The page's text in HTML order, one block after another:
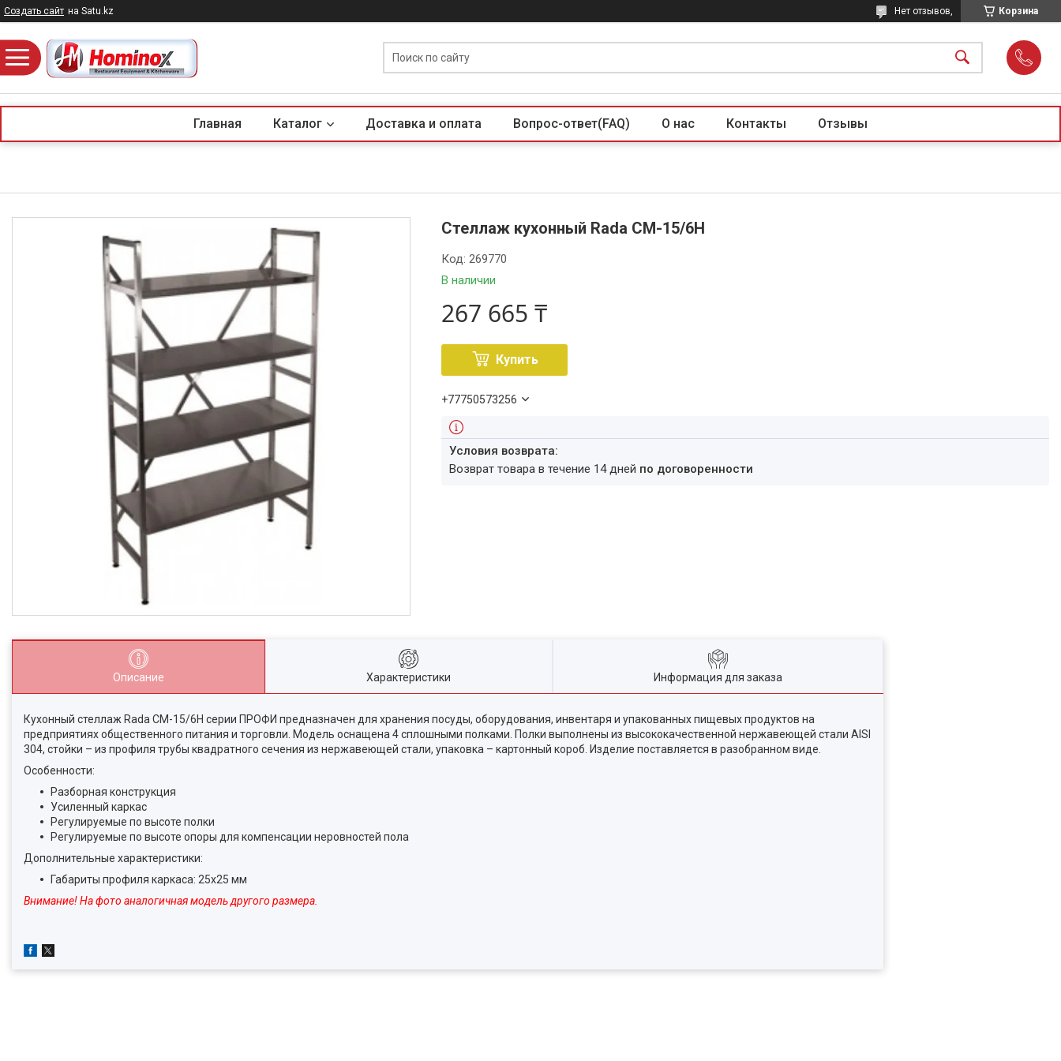
Создать сайт на Satu.kz Корзина
Нет отзывов,
Главная Каталог Доставка и оплата Вопрос-ответ(FAQ) О нас Контакты Отзывы
Стеллаж кухонный Rada СМ-15/6Н
В наличии
Код:269770
267 665 ₸
Купить
+77750573256
возврат товара в течение 14 дней по договоренности
Описание Характеристики Информация для заказа
Кухонный стеллаж Rada СМ-15/6Н серии ПРОФИ предназначен для хранения посуды, оборудования, инвентаря и упакованных пищевых продуктов на
предприятиях общественного питания и торговли. Модель оснащена 4 сплошными полками. Полки выполнены из высококачественной нержавеющей стали AISI
304, стойки – из профиля трубы квадратного сечения из нержавеющей стали, упаковка – картонный короб. Изделие поставляется в разобранном виде.
Особенности:
Разборная конструкция
Усиленный каркас
Регулируемые по высоте полки
Регулируемые по высоте опоры для компенсации неровностей пола
Дополнительные характеристики:
Габариты профиля каркаса: 25х25 мм
Внимание! На фото аналогичная модель другого размера.